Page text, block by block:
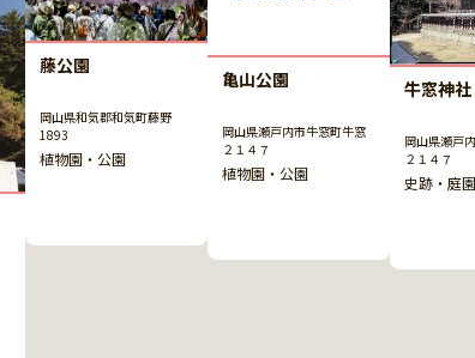
藤公園
岡山県和気郡和気町藤野
1893
植物園・公園
亀山公園
岡山県瀬戸内市牛窓町牛窓
２１４７
植物園・公園
牛窓神社
岡山県瀬戸
２１４７
史跡・庭園